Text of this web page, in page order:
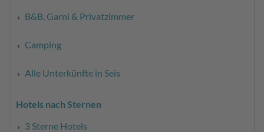
B&B, Garni & Privatzimmer
Camping
Alle Unterkünfte in Seis
Hotels nach Sternen
3 Sterne Hotels